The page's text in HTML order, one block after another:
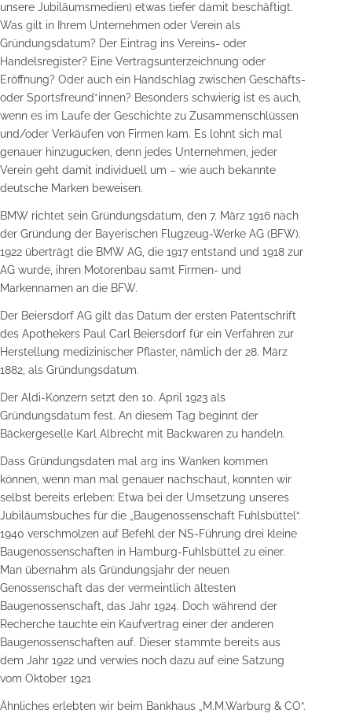
unsere Jubiläumsmedien) etwas tiefer damit beschäftigt.
Was gilt in Ihrem Unternehmen oder Verein als
Gründungsdatum? Der Eintrag ins Vereins- oder
Handelsregister? Eine Vertragsunterzeichnung oder
Eröffnung? Oder auch ein Handschlag zwischen Geschäfts-
oder Sportsfreund*innen? Besonders schwierig ist es auch,
wenn es im Laufe der Geschichte zu Zusammenschlüssen
und/oder Verkäufen von Firmen kam. Es lohnt sich mal
genauer hinzugucken, denn jedes Unternehmen, jeder
Verein geht damit individuell um – wie auch bekannte
deutsche Marken beweisen.
BMW richtet sein Gründungsdatum, den 7. März 1916 nach
der Gründung der Bayerischen Flugzeug-Werke AG (BFW).
1922 überträgt die BMW AG, die 1917 entstand und 1918 zur
AG wurde, ihren Motorenbau samt Firmen- und
Markennamen an die BFW.
Der Beiersdorf AG gilt das Datum der ersten Patentschrift
des Apothekers Paul Carl Beiersdorf für ein Verfahren zur
Herstellung medizinischer Pflaster, nämlich der 28. März
1882, als Gründungsdatum.
Der Aldi-Konzern setzt den 10. April 1923 als
Gründungsdatum fest. An diesem Tag beginnt der
Bäckergeselle Karl Albrecht mit Backwaren zu handeln.
Dass Gründungsdaten mal arg ins Wanken kommen
können, wenn man mal genauer nachschaut, konnten wir
selbst bereits erleben: Etwa bei der Umsetzung unseres
Jubiläumsbuches für die „Baugenossenschaft Fuhlsbüttel“.
1940 verschmolzen auf Befehl der NS-Führung drei kleine
Baugenossenschaften in Hamburg-Fuhlsbüttel zu einer.
Man übernahm als Gründungsjahr der neuen
Genossenschaft das der vermeintlich ältesten
Baugenossenschaft, das Jahr 1924. Doch während der
Recherche tauchte ein Kaufvertrag einer der anderen
Baugenossenschaften auf. Dieser stammte bereits aus
dem Jahr 1922 und verwies noch dazu auf eine Satzung
vom Oktober 1921
Ähnliches erlebten wir beim Bankhaus „M.M.Warburg & CO“.